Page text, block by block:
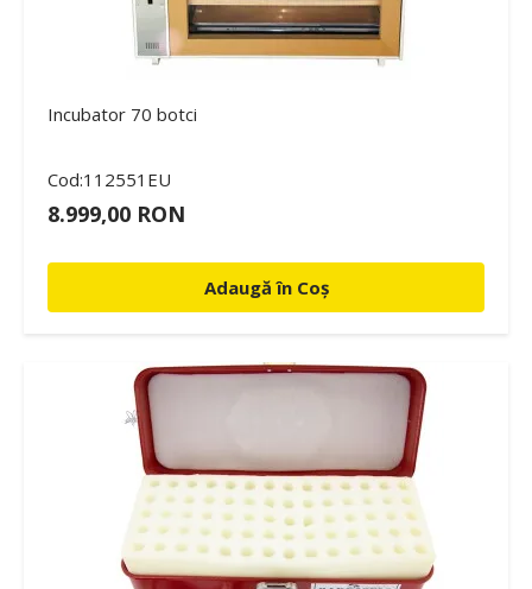
Incubator 70 botci
Cod:112551EU
8.999,00 RON
Adaugă în Coș